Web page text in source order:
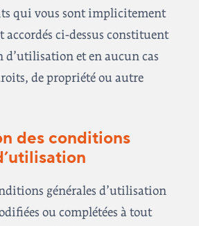
qui vous sont implicitement
ci-dessus constituent
et en aucun cas
de propriété ou autre
des conditions
générales d’utilisation
ou complétées à tout